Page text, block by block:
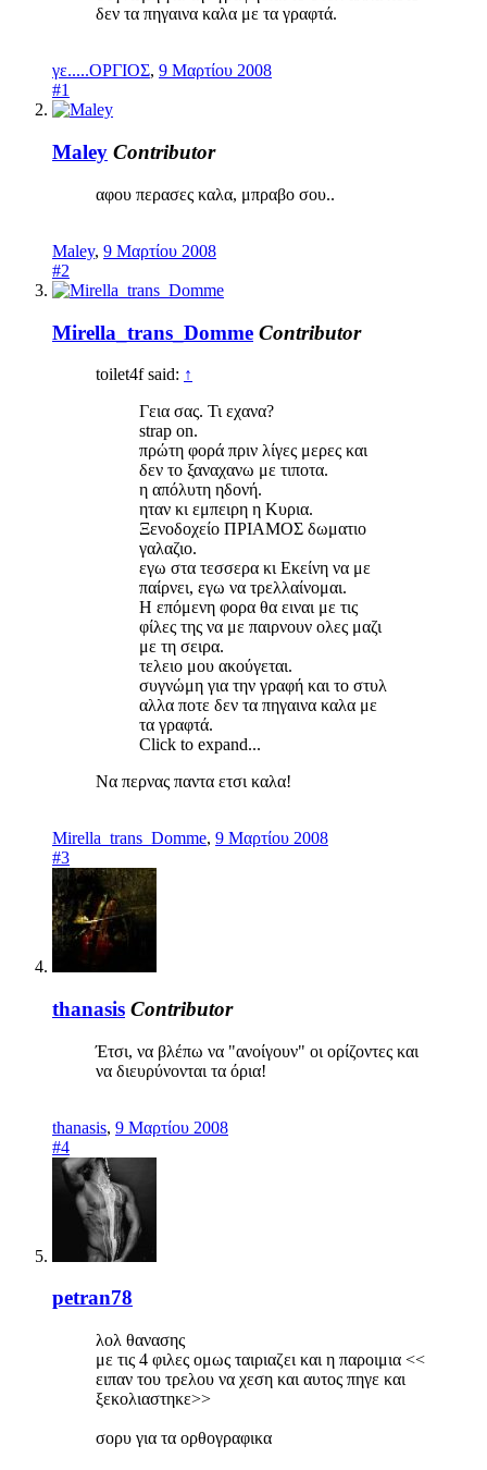
δεν τα πηγαινα καλα με τα γραφτά.
γε.....ΟΡΓΙΟΣ, 9 Μαρτίου 2008
#1
Maley Contributor
αφου περασες καλα, μπραβο σου..
Maley, 9 Μαρτίου 2008
#2
Mirella_trans_Domme Contributor
toilet4f said: ↑
Γεια σας. Τι εχανα?
strap on.
πρώτη φορά πριν λίγες μερες και
δεν το ξαναχανω με τιποτα.
η απόλυτη ηδονή.
ηταν κι εμπειρη η Κυρια.
Ξενοδοχείο ΠΡΙΑΜΟΣ δωματιο
γαλαζιο.
εγω στα τεσσερα κι Εκείνη να με
παίρνει, εγω να τρελλαίνομαι.
Η επόμενη φορα θα ειναι με τις
φίλες της να με παιρνουν ολες μαζι
με τη σειρα.
τελειο μου ακούγεται.
συγνώμη για την γραφή και το στυλ
αλλα ποτε δεν τα πηγαινα καλα με
τα γραφτά.
Click to expand...
Να περνας παντα ετσι καλα!
Mirella_trans_Domme, 9 Μαρτίου 2008
#3
thanasis Contributor
Έτσι, να βλέπω να "ανοίγουν" οι ορίζοντες και
να διευρύνονται τα όρια!
thanasis, 9 Μαρτίου 2008
#4
petran78
λολ θανασης
με τις 4 φιλες ομως ταιριαζει και η παροιμια <<
ειπαν του τρελου να χεση και αυτος πηγε και
ξεκολιαστηκε>>
σορυ για τα ορθογραφικα